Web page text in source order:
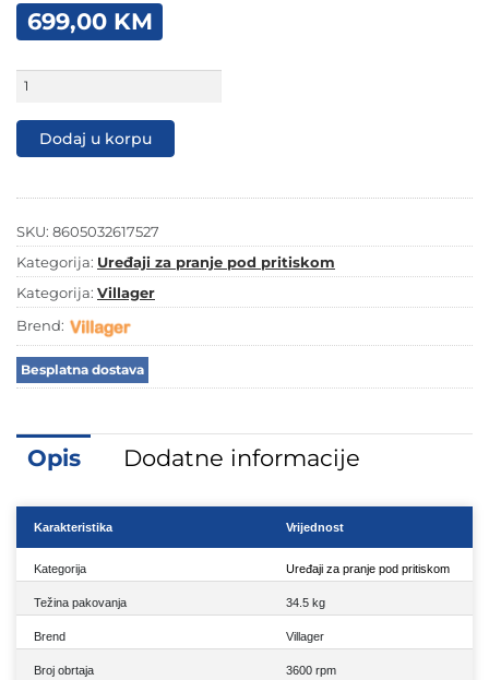
price
1.249,00 KM.
699,00 KM price
Motorni
perač
VPWDodaj u korpu
SKU: 8605032617527
Kategorija: Uređaji za pranje pod pritiskom
Kategorija: Villager
Brend:
Besplatna dostava
Opis Dodatne informacije
Karakteristika Vrijednost
Kategorija Uređaji za pranje pod pritiskom
Težina pakovanja 34.5 kg
Brend Villager
Broj obrtaja 3600 rpm